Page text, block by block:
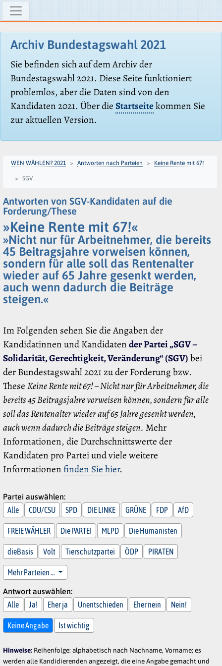
Archiv Bundestagswahl 2021
Sie befinden sich auf dem Archiv der
Bundestagswahl 2021. Diese Seite funktioniert
problemlos, aber die Daten sind von den
Kandidaten 2021. Über dieStartseitekommen Sie
zur aktuellen Version.
WEN WÄHLEN? 2021 Antworten nach Parteien Keine Rente mit 67!
SGV
Antworten von SGV-Kandidaten auf die
Forderung/These
»Keine Rente mit 67!«
»Nicht nur für Arbeitnehmer, die bereits
45 Beitragsjahre vorweisen können,
sondern für alle soll das Rentenalter
wieder auf 65 Jahre gesenkt werden,
auch wenn dadurch die Beiträge
steigen.«
Im Folgenden sehen Sie die Angaben der
Kandidatinnen und Kandidatender Partei „SGV –
Solidarität, Gerechtigkeit, Veränderung“ (SGV)bei
der Bundestagswahl 2021 zu der Forderung bzw.
TheseKeine Rente mit 67! – Nicht nur für Arbeitnehmer, die
bereits 45 Beitragsjahre vorweisen können, sondern für alle
soll das Rentenalter wieder auf 65 Jahre gesenkt werden,
auch wenn dadurch die Beiträge steigen. Mehr
Informationen, die Durchschnittswerte der
Kandidaten pro Partei und viele weitere
Informationen finden Sie hier.
Partei auswählen:
Alle
CDU/CSU SPD DIE LINKE GRÜNE FDP AfD
FREIE WÄHLER Die PARTEI MLPD Die Humanisten
dieBasis Volt Tierschutzpartei ÖDP PIRATEN
Mehr Parteien …
Antwort auswählen:
Alle
Ja! Eher ja Unentschieden Eher nein Nein!
Keine Angabe Ist wichtig
Hinweise: Reihenfolge: alphabetisch nach Nachname, Vorname; es
werden alle Kandidierenden angezeigt, die eine Angabe gemacht und